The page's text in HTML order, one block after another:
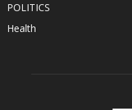
POLITICS
Health